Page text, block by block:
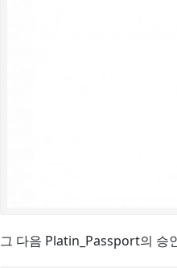
그 다음 Platin_Passport의 승